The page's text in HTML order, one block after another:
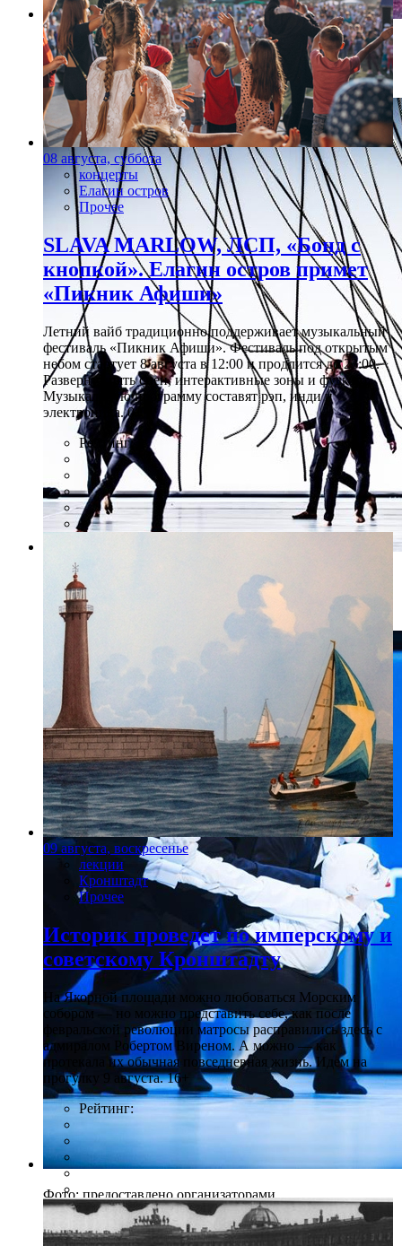
Фото: предоставлено организаторами
Вим Вандекейбус
Фото: предоставлено организаторами
Tero Saarinen Company, “Повзрослевшие/Morphed”
Фото: предоставлено организаторами
Szeged Contemporary Dance Company, "Абсурдия"
08 августа, суббота
концерты
Елагин остров
Прочее
SLAVA MARLOW, ЛСП, «Бонд с
кнопкой». Елагин остров примет
«Пикник Афиши»
Летний вайб традиционно поддерживает музыкальный
фестиваль «Пикник Афиши». Фестиваль под открытым
небом стартует 8 августа в 12:00 и продлится до 23:00.
Развернут пять сцен, интерактивные зоны и фудкорт.
Музыкальную программу составят рэп, инди и
электроника. 0+
Рейтинг:
09 августа, воскресенье
лекции
Кронштадт
Прочее
Историк проведет по имперскому и
советскому Кронштадту
На Якорной площади можно любоваться Морским
собором — но можно представить себе, как после
февральской революции матросы расправились здесь с
адмиралом Робертом Виреном. А можно — как
протекала их обычная повседневная жизнь. Идем на
прогулку 9 августа. 16+
Рейтинг: